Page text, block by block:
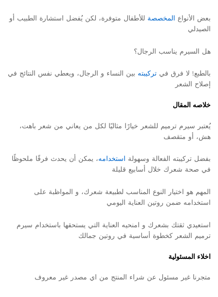
بعض الأنواع المخصصة للأطفال متوفرة، لكن يُفضل استشارة الطبيب أو
الصيدلي
هل السيرم يناسب الرجال؟
بالطبع! لا فرق في تركيبته بين النساء و الرجال، ويعطي نفس النتائج في
إصلاح الشعر
خلاصه المقال
يُعتبر سيرم ترميم للشعر خيارًا مثاليًا لكل من يعاني من شعر باهت،
هش، أو متقصف
بفضل تركيبته الفعالة وسهولة استخدامه، يمكن أن يحدث فرقًا ملحوظًا
في صحة شعرك خلال أسابيع قليلة
المهم هو اختيار النوع المناسب لطبيعة شعرك، و المواظبة على
استخدامه ضمن روتين العناية اليومي
استعيدي ثقتك بشعرك و امنحيه العناية التي يستحقها باستخدام سيرم
ترميم الشعر كخطوة أساسية في روتين جمالك
اخلاء المسئولية
متجرنا غير مسئول عن شراء المنتج من اي مصدر غير معروف